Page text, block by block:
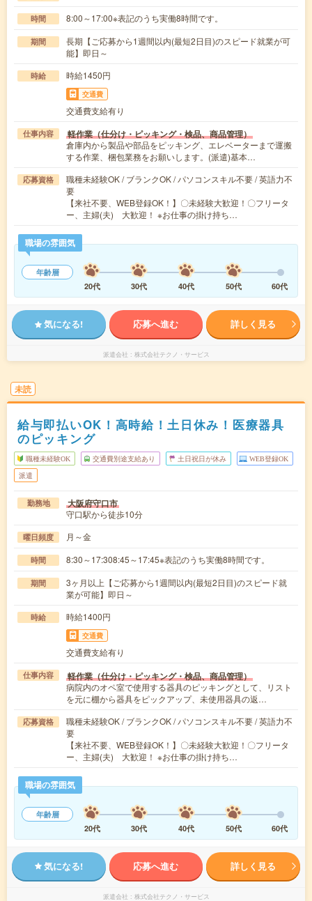
時間 8:00～17:00※表記のうち実働8時間です。
期間
長期【ご応募から1週間以内(最短2日目)のスピード就業が可
能】即日～
時給 時給1450円
交通費
交通費支給有り
仕事内容 軽作業（仕分け・ピッキング・検品、商品管理）
倉庫内から製品や部品をピッキング、エレベーターまで運搬
する作業、梱包業務をお願いします。(派遣)基本…
応募資格
職種未経験OK / ブランクOK / パソコンスキル不要 / 英語力不
要
【来社不要、WEB登録OK！】〇未経験大歓迎！〇フリータ
ー、主婦(夫) 大歓迎！ ※お仕事の掛け持ち…
職場の雰囲気
年齢層
20代
30代 40代 50代 60代
気になる! 応募へ進む 詳しく見る
派遣会社 株式会社テクノ・サービス
未読
給与即払いOK！高時給！土日休み！医療器具
のピッキング
職種未経験OK 交通費別途支給あり 土日祝日が休み WEB登録OK
派遣
勤務地 大阪府守口市
守口駅から徒歩10分
曜日頻度 月～金
時間 8:30～17:308:45～17:45※表記のうち実働8時間です。
期間
3ヶ月以上【ご応募から1週間以内(最短2日目)のスピード就
業が可能】即日～
時給 時給1400円
交通費
交通費支給有り
仕事内容 軽作業（仕分け・ピッキング・検品、商品管理）
病院内のオペ室で使用する器具のピッキングとして、リスト
を元に棚から器具をピックアップ、未使用器具の返…
応募資格
職種未経験OK / ブランクOK / パソコンスキル不要 / 英語力不
要
【来社不要、WEB登録OK！】〇未経験大歓迎！〇フリータ
ー、主婦(夫) 大歓迎！ ※お仕事の掛け持ち…
職場の雰囲気
年齢層
20代
30代 40代 50代 60代
気になる! 応募へ進む 詳しく見る
派遣会社 株式会社テクノ・サービス